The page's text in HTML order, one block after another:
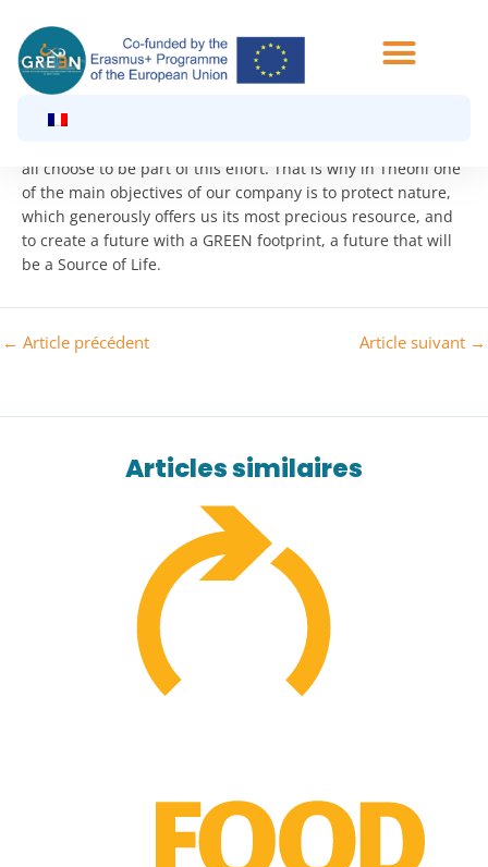
contenu
Accueil Filières THEONI- WATER
Accueil
all choose to be part of this effort. That is why in Theoni one
of the main objectives of our company is to protect nature,
which generously offers us its most precious resource, and
to create a future with a GREEN footprint, a future that will
be a Source of Life.
← Article précédent Article suivant →
Articles similaires